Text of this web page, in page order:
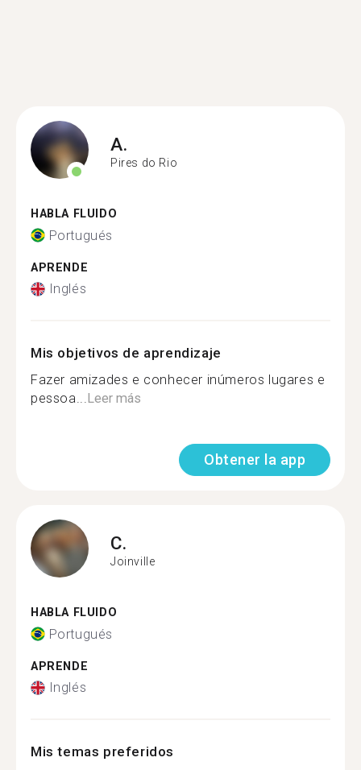
A.
Pires do Rio
HABLA FLUIDO
Portugués
APRENDE
Inglés
Mis objetivos de aprendizaje
Fazer amizades e conhecer inúmeros lugares e
pessoa...Leer más
Obtener la app
C.
Joinville
HABLA FLUIDO
Portugués
APRENDE
Inglés
Mis temas preferidos